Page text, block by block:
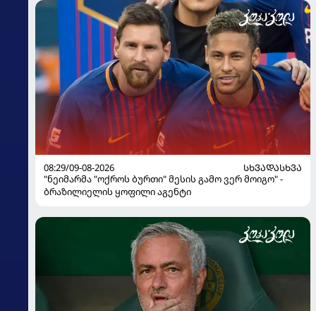
08:29/09-08-2026
ᲡᲮᲕᲐᲓᲐᲡᲮᲕᲐ
"ნეიმარმა "ოქროს ბურთი" მესის გამო ვერ მოიგო" -
ბრაზილიელის ყოფილი აგენტი